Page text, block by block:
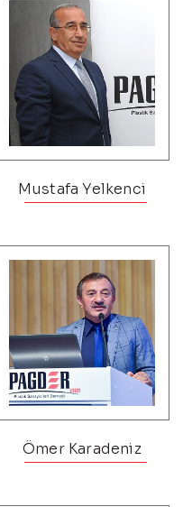
Mustafa Yelkenci
Ömer Karadeniz